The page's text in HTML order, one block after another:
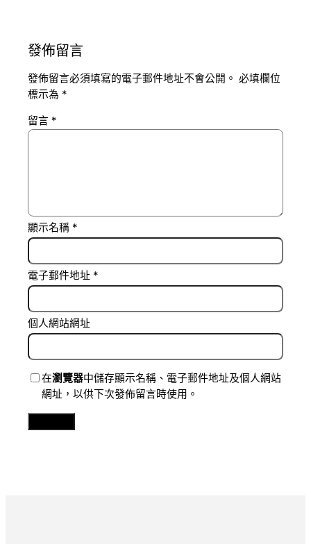
發佈留言
發佈留言必須填寫的電子郵件地址不會公開。 必填欄位
標示為 *
留言 *
顯示名稱 *
電子郵件地址 *
個人網站網址
在瀏覽器中儲存顯示名稱、電子郵件地址及個人網站
網址，以供下次發佈留言時使用。